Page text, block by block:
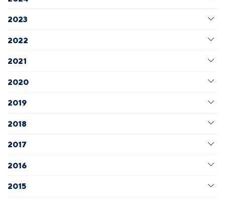
2023
2022
2021
2020
2019
2018
2017
2016
2015